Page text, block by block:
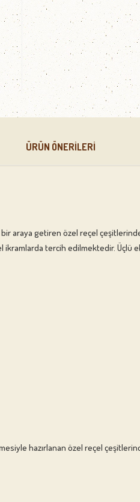
ÜRÜN ÖNERILERI
araya getiren özel reçel
tercih edilmektedir.
hazırlanan özel reçel